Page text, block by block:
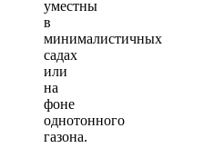
уместны
в
минималистичных
садах
или
на
фоне
однотонного
газона.